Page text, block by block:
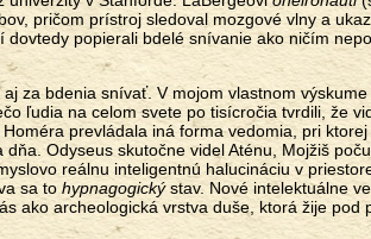
pričom prístroj sledoval mozgové vlny a
popierali bdelé snívanie ako ničím
za bdenia snívať. V mojom vlastnom výskume
ľudia na celom svete po tisícročia tvrdili, že
prevládala iná forma vedomia, pri
Odyseus skutočne videl Aténu, Mojžiš
reálnu inteligentnú halucináciu v
sa to hypnagogickýstav. Nové intelektuálne
ako archeologická vrstva duše, ktorá žije pod